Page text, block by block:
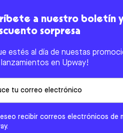
a nuestro boletín
sorpresa
estés al día de nuestas
en Upway!
recibir correos electrónicos de